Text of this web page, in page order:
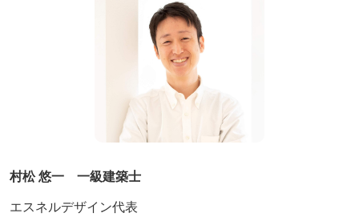
村松 悠一 一級建築士
エスネルデザイン代表